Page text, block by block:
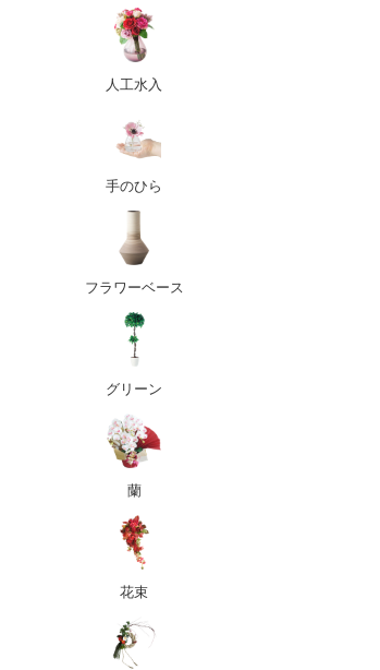
人工水入
手のひら
フラワーベース
グリーン
蘭
花束